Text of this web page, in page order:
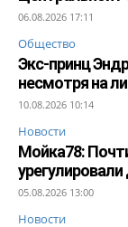
06.08.2026 17:11
Общество
Экс-принц
несмотря на
10.08.2026 10:14
Новости
Мойка78:
05.08.2026 13:00
Новости